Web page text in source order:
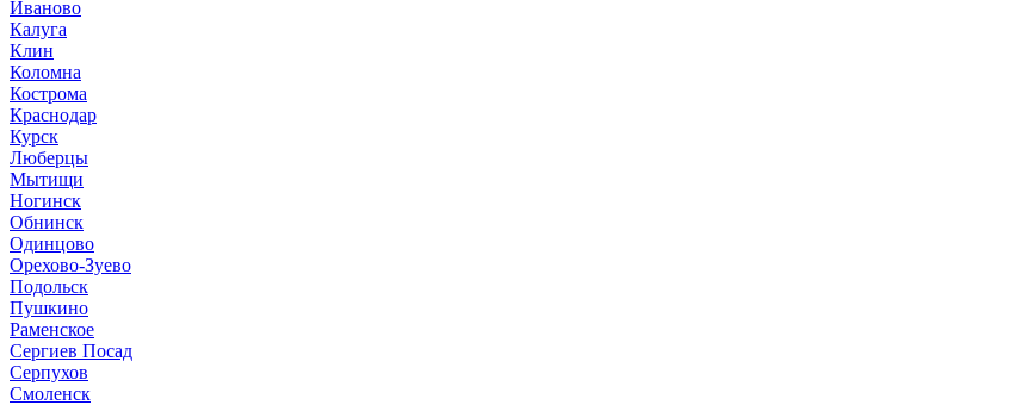
Иваново
Калуга
Клин
Коломна
Кострома
Краснодар
Курск
Люберцы
Мытищи
Ногинск
Обнинск
Одинцово
Орехово-Зуево
Подольск
Пушкино
Раменское
Сергиев Посад
Серпухов
Смоленск